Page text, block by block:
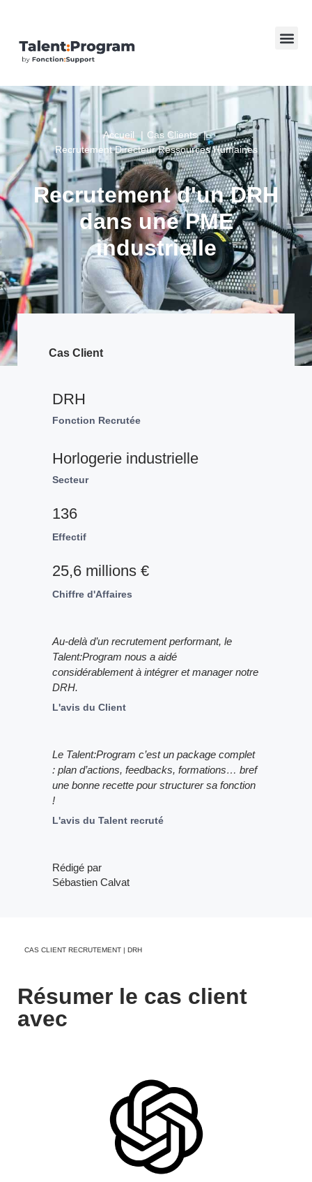
Accueil
Cas Clients
Recrutement Directeur Ressources Humaines
Recrutement d'un DRH
dans une PME
industrielle
Cas Client
DRH
Fonction Recrutée
Horlogerie industrielle
Secteur
136
Effectif
25,6 millions €
Chiffre d'Affaires
Au-delà d’un recrutement performant, le
Talent:Program nous a aidé
considérablement à intégrer et manager notre
DRH.
L'avis du Client
Le Talent:Program c’est un package complet
: plan d’actions, feedbacks, formations… bref
une bonne recette pour structurer sa fonction
!
L'avis du Talent recruté
Rédigé par
Sébastien Calvat
CAS CLIENT RECRUTEMENT | DRH
Résumer le cas client
avec